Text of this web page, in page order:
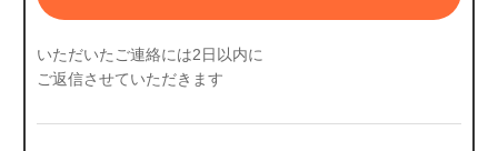
いただいたご連絡には2日以内に
ご返信させていただきます